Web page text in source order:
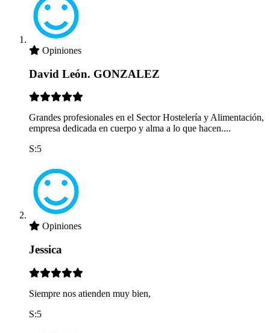
Opiniones
David León. GONZALEZ
Grandes profesionales en el Sector Hostelería y Alimentación,
empresa dedicada en cuerpo y alma a lo que hacen....
S:5
Opiniones
Jessica
Siempre nos atienden muy bien,
S:5